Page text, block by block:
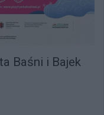
Baśni i Bajek